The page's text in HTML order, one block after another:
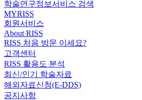
학술연구정보서비스 검색
MYRISS
회원서비스
About RISS
RISS 처음 방문 이세요?
고객센터
RISS 활용도 분석
최신/인기 학술자료
해외자료신청(E-DDS)
공지사항